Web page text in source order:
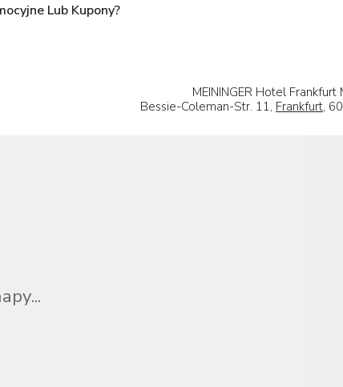
Lub Kupony?
MEININGER Hotel
Bessie-Coleman-Str. 11, Frankfurt,